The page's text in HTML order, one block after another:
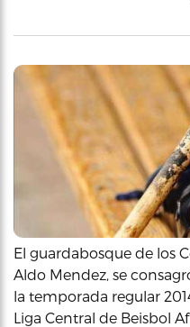
El guardabosque de los
Aldo Mendez, se
la temporada regular
Liga Central de Beisbol